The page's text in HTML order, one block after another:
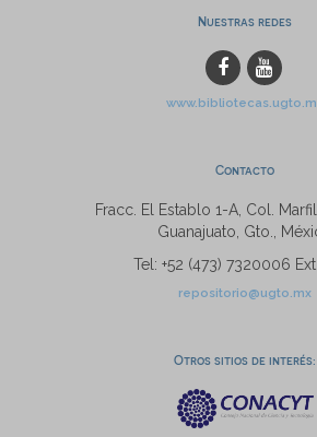
Nuestras redes
Contacto
Fracc. El Establo 1-A, Col.
Guanajuato, Gto.,
Tel: +52 (473) 7320006
repositorio@ugto.mx
Otros sitios de interés: